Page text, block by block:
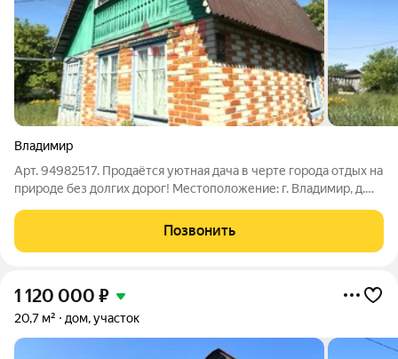
Владимир
Арт. 94982517. Продаётся уютная дача в черте города отдых на
природе без долгих дорог! Местоположение: г. Владимир, д.
окружении зелени, но не хотите тратить часы на дорогу? Наше
предложение
Позвонить
1 120 000 ₽
20,7 м² дом, участок